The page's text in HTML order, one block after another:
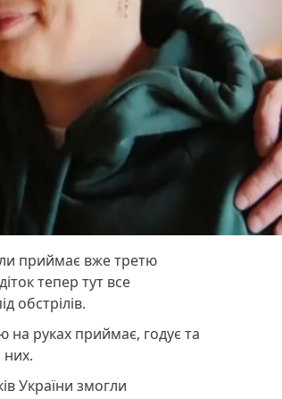
приймає вже третю
тепер тут все
обстрілів.
на руках приймає, годує та
них.
України змогли